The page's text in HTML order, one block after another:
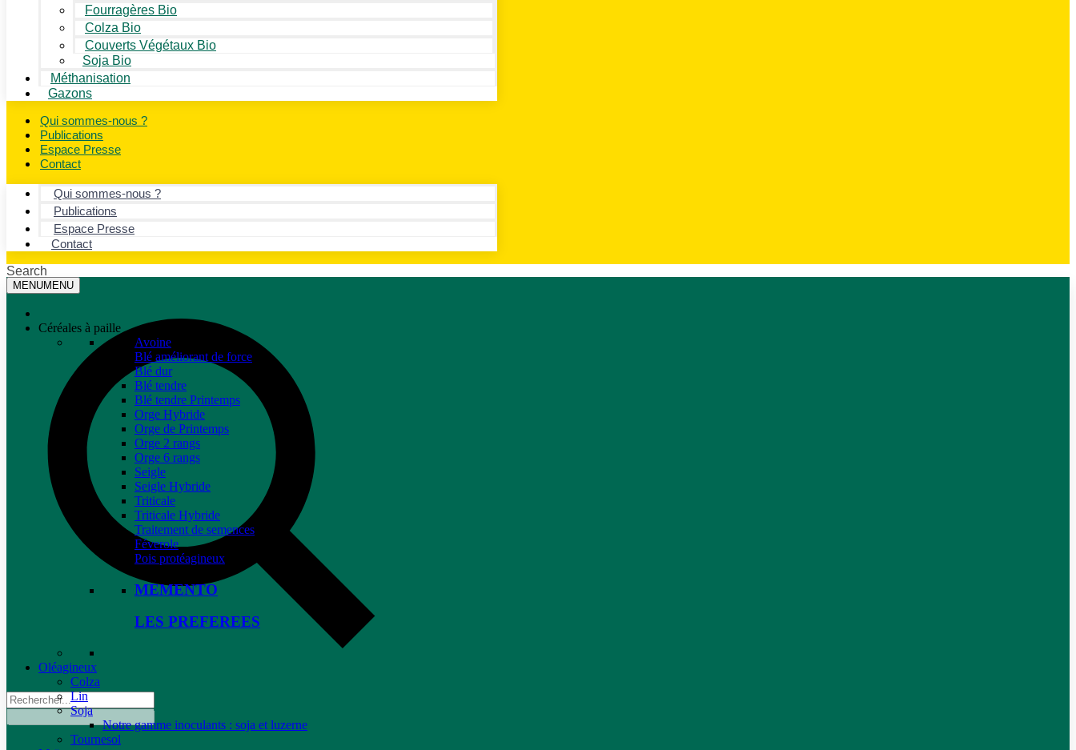
Fourragères Bio
Colza Bio
Couverts Végétaux Bio
Soja Bio
Méthanisation
Gazons
Qui sommes-nous ?
Publications
Espace Presse
Contact
Qui sommes-nous ?
Publications
Espace Presse
Contact
Search
MENUMENU
Céréales à paille
Avoine
Blé améliorant de force
Blé dur
Blé tendre
Blé tendre Printemps
Orge Hybride
Orge de Printemps
Orge 2 rangs
Orge 6 rangs
Seigle
Seigle Hybride
Triticale
Triticale Hybride
Traitement de semences
Féverole
Pois protéagineux
MEMENTO
LES PREFEREES
Oléagineux
Colza
Lin
Soja
Notre gamme inoculants : soja et luzerne
Tournesol